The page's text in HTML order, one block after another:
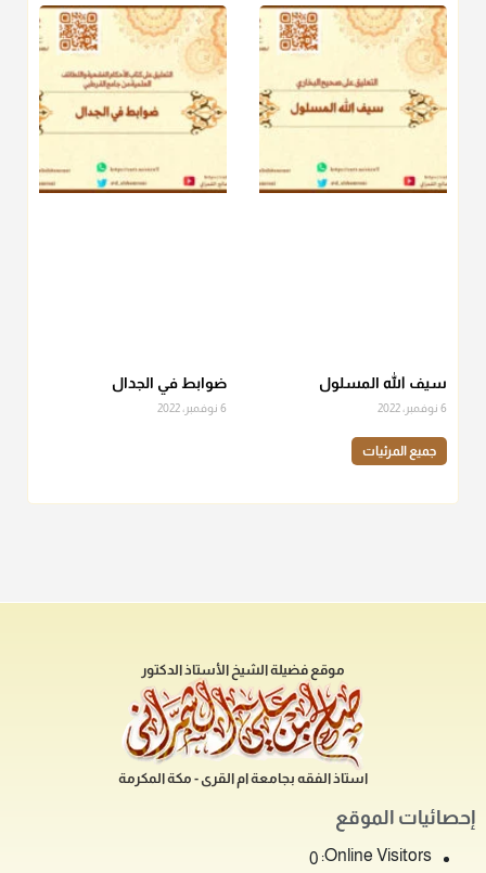
أ.د. صالح الشمراني
دفعزكاة الفطرللمسكين القريب صدقة وصلة وهو أفضل من
دفعها للبعيد ولا تغرك مظاهر ووظائف بعض الأقارب فإن
منذ 3 شهر
سيف الله المسلول
6 نوفمبر، 2022
ضوابط في الجدال
6 نوفمبر، 2022
جميع المرئيات
موقع فضيلة الشيخ الأستاذ الدكتور
استاذ الفقه بجامعة ام القرى - مكة المكرمة
إحصائيات الموقع
Online Visitors:
0